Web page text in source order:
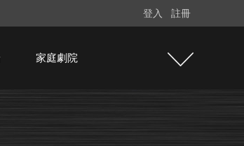
登入 註冊
家庭劇院